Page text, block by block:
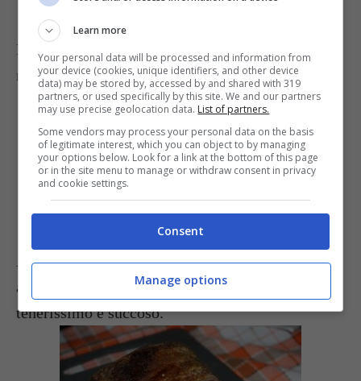
Mettete il roast beef su un piatto e lasciatelo
raffreddare.
Affettatelo abbastanza spesso, assolutamente non
a macchina; se la carne era buona sarà
tenerissimo e succoso.
Learn more
Your personal data will be processed and information from
your device (cookies, unique identifiers, and other device
data) may be stored by, accessed by and shared with 319
partners, or used specifically by this site. We and our partners
may use precise geolocation data. List of partners.
Some vendors may process your personal data on the basis
of legitimate interest, which you can object to by managing
your options below. Look for a link at the bottom of this page
or in the site menu to manage or withdraw consent in privacy
and cookie settings.
Consent
Manage options